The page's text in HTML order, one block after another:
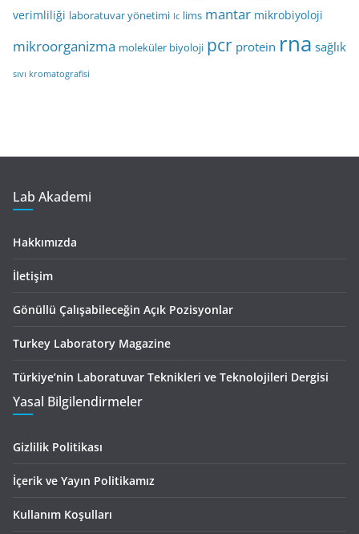
verimliliği laboratuvar yönetimi lc lims mantar mikrobiyoloji
mikroorganizma moleküler biyoloji pcr protein rna sağlık
sıvı kromatografisi
Lab Akademi
Hakkımızda
İletişim
Gönüllü Çalışabileceğin Açık Pozisyonlar
Turkey Laboratory Magazine
Türkiye’nin Laboratuvar Teknikleri ve Teknolojileri Dergisi
Yasal Bilgilendirmeler
Gizlilik Politikası
İçerik ve Yayın Politikamız
Kullanım Koşulları